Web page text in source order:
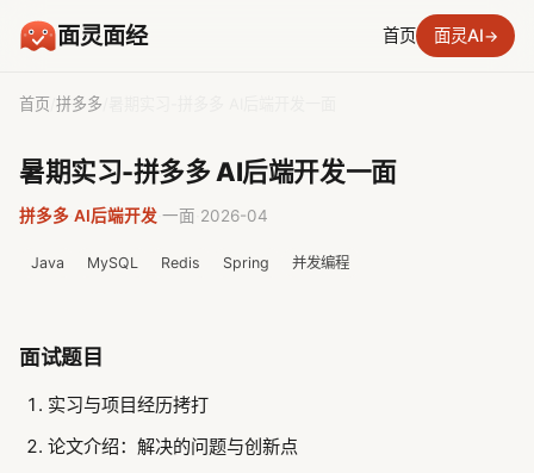
面灵面经 首页 面灵AI→
首页 拼多多
暑期实习-拼多多 AI后端开发一面
拼多多 AI后端开发 一面 2026-04
Java MySQL Redis Spring 并发编程
面试题目
实习与项目经历拷打
论文介绍：解决的问题与创新点